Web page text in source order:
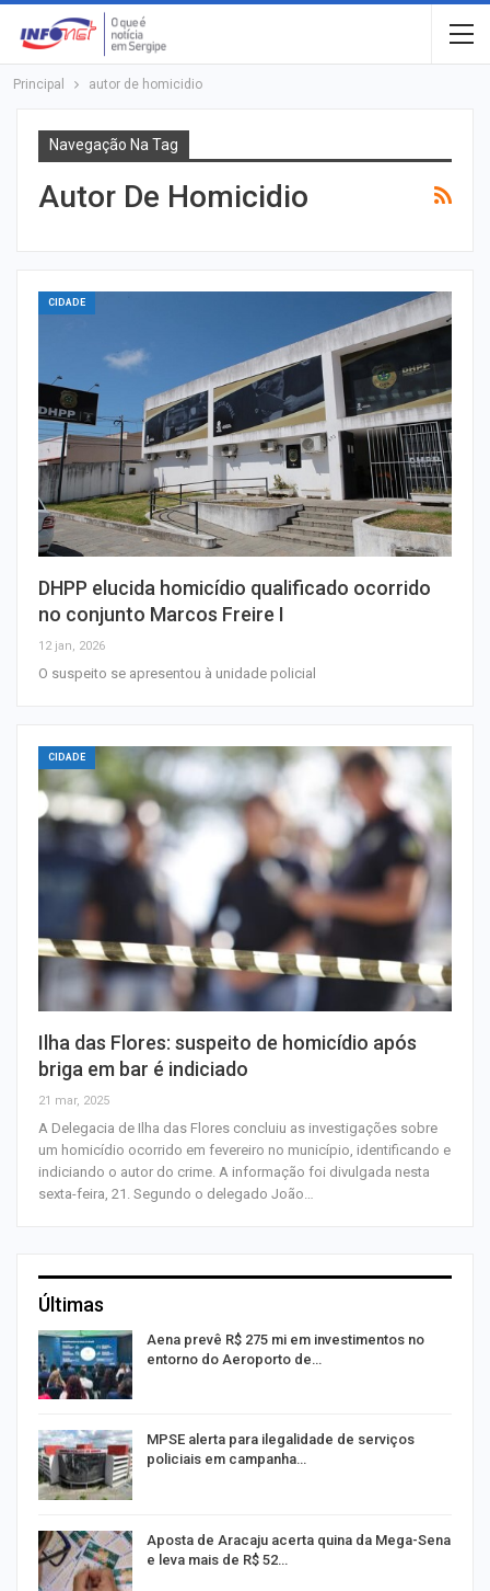
Principal autor de homicidio
Navegação Na Tag
Autor De Homicidio
CIDADE
DHPP elucida homicídio qualificado ocorrido
no conjunto Marcos Freire I
12 jan, 2026
O suspeito se apresentou à unidade policial
CIDADE
Ilha das Flores: suspeito de homicídio após
briga em bar é indiciado
21 mar, 2025
A Delegacia de Ilha das Flores concluiu as investigações sobre
um homicídio ocorrido em fevereiro no município, identificando e
indiciando o autor do crime. A informação foi divulgada nesta
sexta-feira, 21. Segundo o delegado João…
Últimas
Aena prevê R$ 275 mi em investimentos no
entorno do Aeroporto de…
MPSE alerta para ilegalidade de serviços
policiais em campanha…
Aposta de Aracaju acerta quina da Mega-Sena
e leva mais de R$ 52…